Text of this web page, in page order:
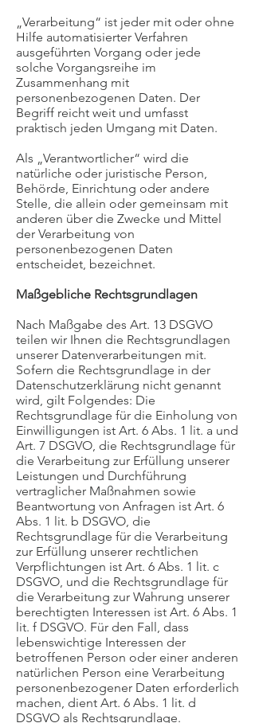
„Verarbeitung“ ist jeder mit oder ohne
Hilfe automatisierter Verfahren
ausgeführten Vorgang oder jede
solche Vorgangsreihe im
Zusammenhang mit
personenbezogenen Daten. Der
Begriff reicht weit und umfasst
praktisch jeden Umgang mit Daten.
Als „Verantwortlicher“ wird die
natürliche oder juristische Person,
Behörde, Einrichtung oder andere
Stelle, die allein oder gemeinsam mit
anderen über die Zwecke und Mittel
der Verarbeitung von
personenbezogenen Daten
entscheidet, bezeichnet.
Maßgebliche Rechtsgrundlagen
Nach Maßgabe des Art. 13 DSGVO
teilen wir Ihnen die Rechtsgrundlagen
unserer Datenverarbeitungen mit.
Sofern die Rechtsgrundlage in der
Datenschutzerklärung nicht genannt
wird, gilt Folgendes: Die
Rechtsgrundlage für die Einholung von
Einwilligungen ist Art. 6 Abs. 1 lit. a und
Art. 7 DSGVO, die Rechtsgrundlage für
die Verarbeitung zur Erfüllung unserer
Leistungen und Durchführung
vertraglicher Maßnahmen sowie
Beantwortung von Anfragen ist Art. 6
Abs. 1 lit. b DSGVO, die
Rechtsgrundlage für die Verarbeitung
zur Erfüllung unserer rechtlichen
Verpflichtungen ist Art. 6 Abs. 1 lit. c
DSGVO, und die Rechtsgrundlage für
die Verarbeitung zur Wahrung unserer
berechtigten Interessen ist Art. 6 Abs. 1
lit. f DSGVO. Für den Fall, dass
lebenswichtige Interessen der
betroffenen Person oder einer anderen
natürlichen Person eine Verarbeitung
personenbezogener Daten erforderlich
machen, dient Art. 6 Abs. 1 lit. d
DSGVO als Rechtsgrundlage.